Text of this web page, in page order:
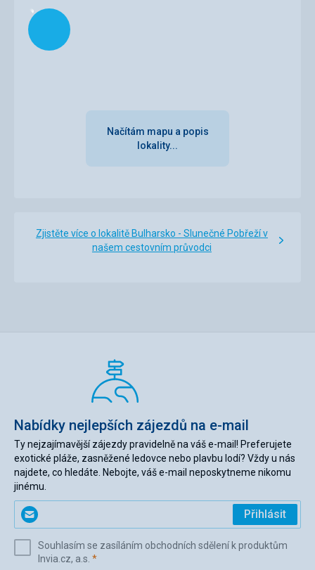
Načítám
Načítám mapu a popis
lokality...
Zjistěte více o lokalitě Bulharsko - Slunečné Pobřeží v
našem cestovním průvodci
Nabídky nejlepších zájezdů na e-mail
Ty nejzajímavější zájezdy pravidelně na váš e-mail! Preferujete
exotické pláže, zasněžené ledovce nebo plavbu lodí? Vždy u nás
najdete, co hledáte. Nebojte, váš e-mail neposkytneme nikomu
jinému.
Zadejte
svůj
(povinné)
Přihlásit
Souhlasím se zasíláním obchodních sdělení k produktům
Invia.cz, a.s. *(povinné)